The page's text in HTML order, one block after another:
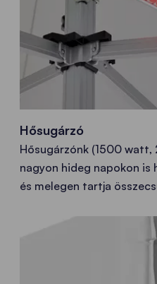
Hősugárzó
Hősugárzónk (1500 watt,
nagyon hideg napokon
és melegen tartja